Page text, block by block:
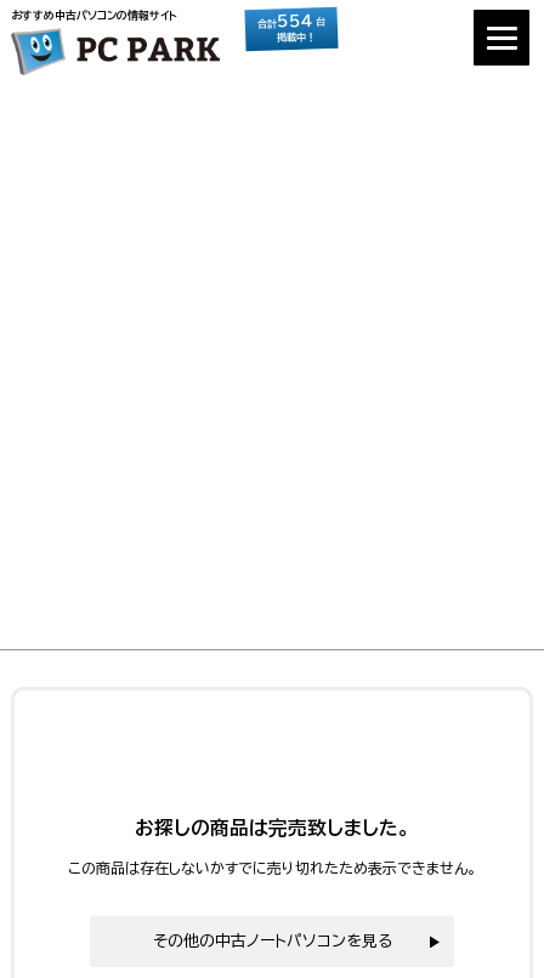
おすすめ中古パソコンの情報サイト
合計554 台
掲載中！
お探しの商品は完売致しました。
この商品は存在しないかすでに売り切れたため表示できません。
その他の中古ノートパソコンを見る